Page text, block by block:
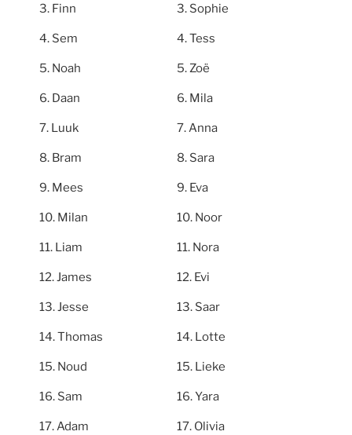
Finn
Sem
Noah
Daan
Luuk
Bram
Mees
Milan
Liam
James
Jesse
Thomas
Noud
Sam
Adam
Sophie
Tess
Zoë
Mila
Anna
Sara
Eva
Noor
Nora
Evi
Saar
Lotte
Lieke
Yara
Olivia